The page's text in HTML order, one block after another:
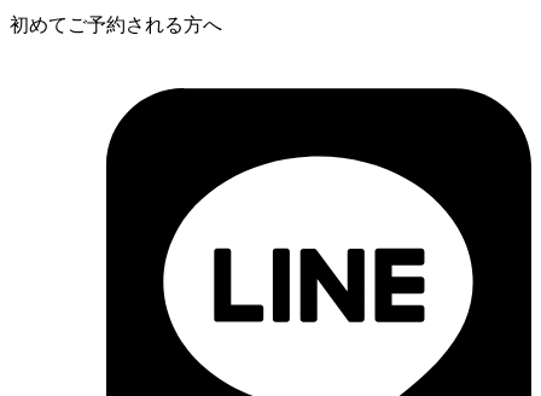
初めてご予約される方へ